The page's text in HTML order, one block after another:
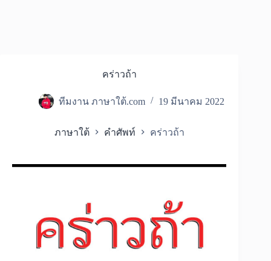
คร่าวถ้า
ทีมงาน ภาษาใต้.com 19 มีนาคม 2022
ภาษาใต้ คำศัพท์ คร่าวถ้า